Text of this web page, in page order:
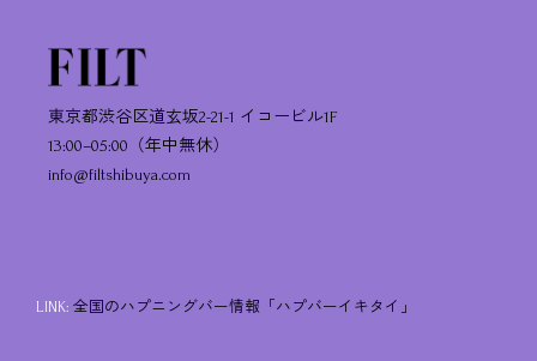
東京都渋谷区道玄坂2-21-1 イコービル1F
13:00–05:00（年中無休）
info@filtshibuya.com
LINK: 全国のハプニングバー情報「ハプバーイキタイ」